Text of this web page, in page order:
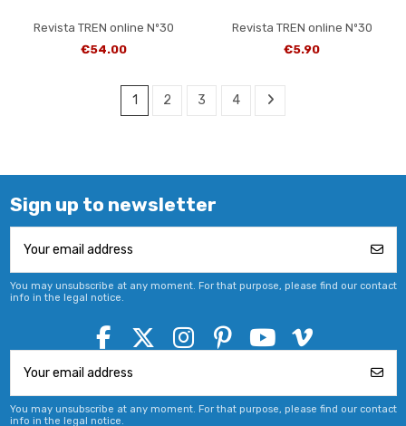
Revista TREN online Nº30
€54.00
Revista TREN online Nº30
€5.90
1 2 3 4
Sign up to newsletter
You may unsubscribe at any moment. For that purpose, please find our contact
info in the legal notice.
You may unsubscribe at any moment. For that purpose, please find our contact
info in the legal notice.